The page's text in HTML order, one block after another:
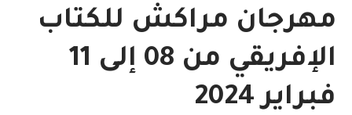
مهرجان مراكش للكتاب
الإفريقي من 08 إلى 11
فبراير 2024